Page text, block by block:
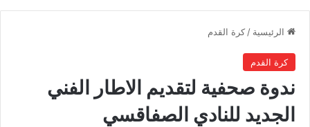
الرئيسية / كرة القدم
كرة القدم
ندوة صحفية لتقديم الاطار الفني
الجديد للنادي الصفاقسي